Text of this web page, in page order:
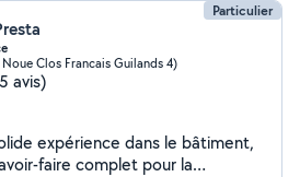
Particulier
Clos Francais Guilands 4)
avis)
faire complet pour la